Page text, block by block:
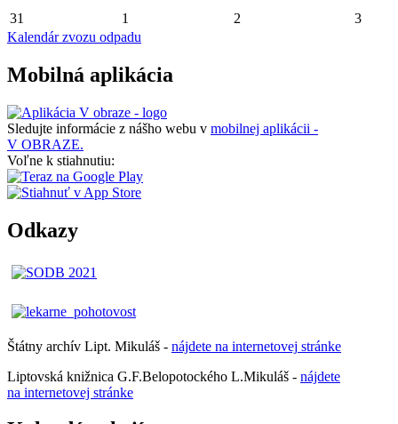
31 1 2
3
Kalendár zvozu odpadu
Mobilná aplikácia
Sledujte informácie z nášho webu v mobilnej aplikácii -
V OBRAZE.
Voľne k stiahnutiu:
Odkazy
Štátny archív Lipt. Mikuláš - nájdete na internetovej stránke
Liptovská knižnica G.F.Belopotockého L.Mikuláš - nájdete
na internetovej stránke